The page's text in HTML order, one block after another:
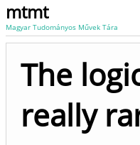
mtmt
Magyar Tudományos Művek Tára
The
really